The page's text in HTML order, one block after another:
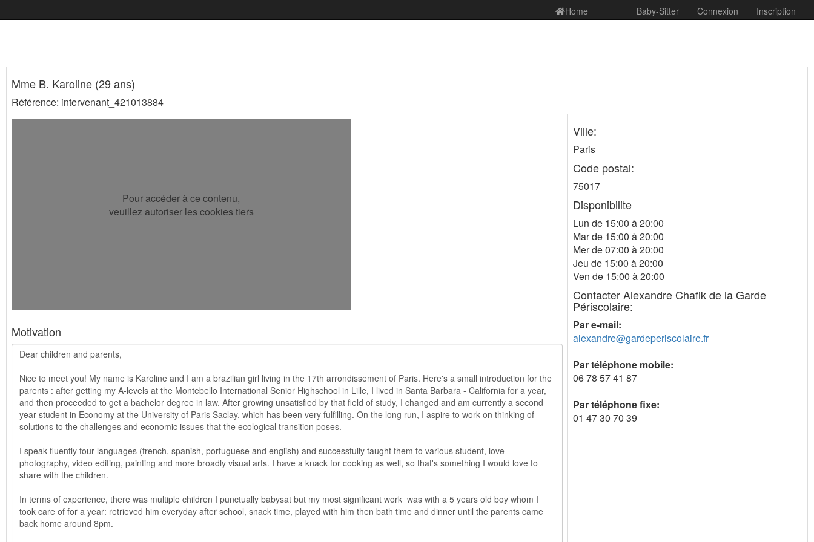
Home Baby-Sitter Connexion Inscription
Mme B. Karoline (29 ans)
Référence: intervenant_421013884
Pour accéder à ce contenu,
veuillez autoriser les cookies tiers
Ville:
Paris
Code postal:
75017
Disponibilite
Lun de 15:00 à 20:00
Mar de 15:00 à 20:00
Mer de 07:00 à 20:00
Jeu de 15:00 à 20:00
Ven de 15:00 à 20:00
Contacter Alexandre Chafik de la Garde
Périscolaire:
Par e-mail:
alexandre@gardeperiscolaire.fr
Par téléphone mobile:
06 78 57 41 87
Par téléphone fixe:
01 47 30 70 39
Motivation